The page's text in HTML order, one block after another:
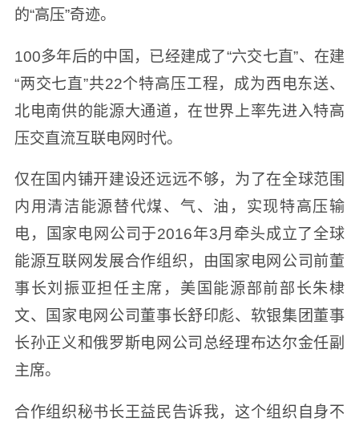
的“高压”奇迹。
100多年后的中国，已经建成了“六交七直”、在建
“两交七直”共22个特高压工程，成为西电东送、
北电南供的能源大通道，在世界上率先进入特高
压交直流互联电网时代。
仅在国内铺开建设还远远不够，为了在全球范围
内用清洁能源替代煤、气、油，实现特高压输
电，国家电网公司于2016年3月牵头成立了全球
能源互联网发展合作组织，由国家电网公司前董
事长刘振亚担任主席，美国能源部前部长朱棣
文、国家电网公司董事长舒印彪、软银集团董事
长孙正义和俄罗斯电网公司总经理布达尔金任副
主席。
合作组织秘书长王益民告诉我，这个组织自身不